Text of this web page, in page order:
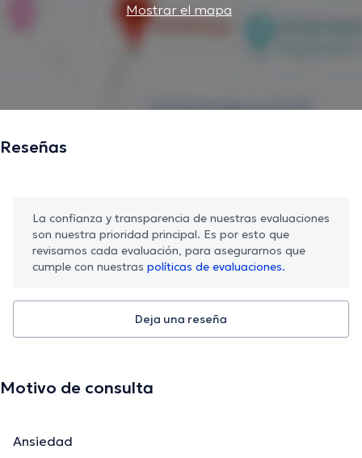
Mostrar el mapa
Reseñas
La confianza y transparencia de nuestras evaluaciones
son nuestra prioridad principal. Es por esto que
revisamos cada evaluación, para asegurarnos que
cumple con nuestras políticas de evaluaciones.
Deja una reseña
Motivo de consulta
Ansiedad